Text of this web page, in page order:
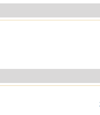
الخدمة المدنية (14)
في مجلس الأمن (91)
الأولمبية البحرينية (7)